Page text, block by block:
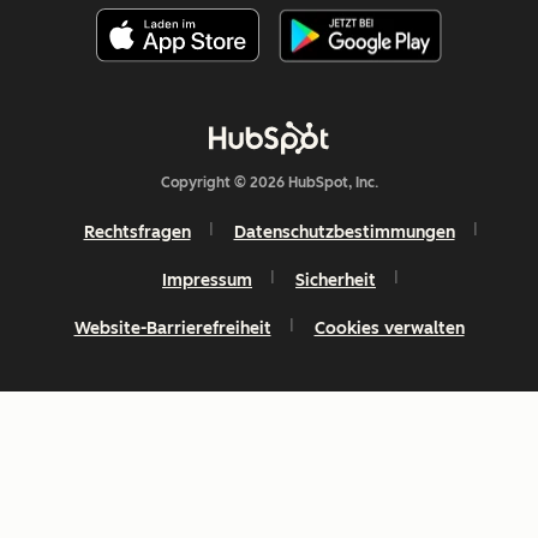
Copyright © 2026 HubSpot, Inc.
Rechtsfragen Datenschutzbestimmungen
Impressum Sicherheit
Website-Barrierefreiheit Cookies verwalten